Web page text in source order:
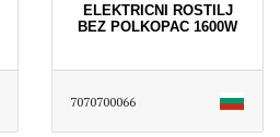
ELEKTRICNI ROSTILJ
BEZ POLKOPAC 1600W
7070700066